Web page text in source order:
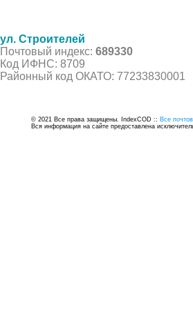
ул. Строителей
Почтовый индекс: 689330
Код ИФНС: 8709
Районный код ОКАТО: 77233830001
© 2021 Все права защищены. IndexCOD :: Все
Вся информация на сайте предоставлена